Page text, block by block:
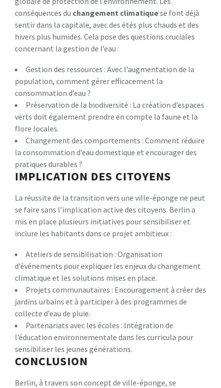
conséquences du changement climatiquese font déjà
sentir dans la capitale, avec des étés plus chauds et des
hivers plus humides. Cela pose des questions cruciales
concernant la gestion de l’eau :
Gestion des ressources : Avec l’augmentation de la
population, comment gérer efficacement la
consommation d’eau ?
Préservation de la biodiversité : La création d’espaces
verts doit également prendre en compte la faune et la
flore locales.
Changement des comportements : Comment réduire
la consommation d’eau domestique et encourager des
pratiques durables ?
IMPLICATION DES CITOYENS
La réussite de la transition vers une ville-éponge ne peut
se faire sans l’implication active des citoyens. Berlin a
mis en place plusieurs initiatives pour sensibiliser et
inclure les habitants dans ce projet ambitieux :
Ateliers de sensibilisation : Organisation
d’événements pour expliquer les enjeux du changement
climatique et les solutions mises en place.
Projets communautaires : Encouragement à créer des
jardins urbains et à participer à des programmes de
collecte d’eau de pluie.
Partenariats avec les écoles : Intégration de
l’éducation environnementale dans les curricula pour
sensibiliser les jeunes générations.
CONCLUSION
Berlin, à travers son concept de ville-éponge, se